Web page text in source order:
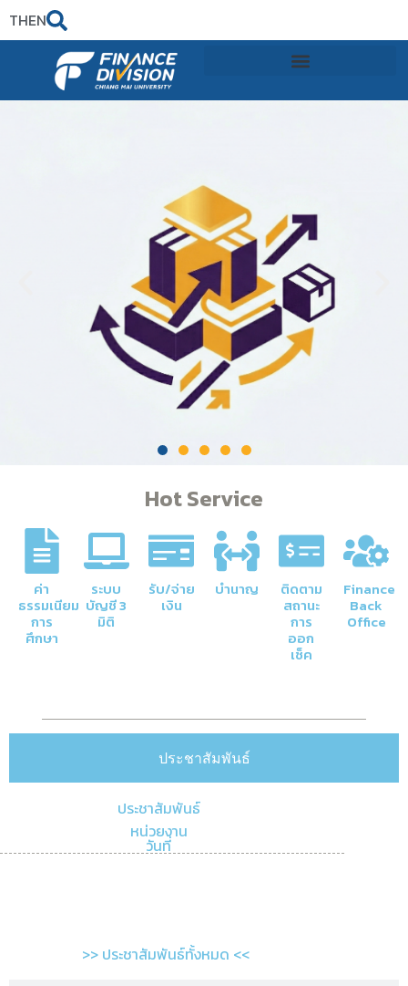
THEN
Hot Service
ค่า
ธรรมเนียม
การ
ศึกษา
ระบบ
บัญชี 3
มิติ
รับ/จ่าย
เงิน
บำนาญ ติดตาม
สถานะ
การ
ออก
เช็ค
Finance
Back
Office
ประชาสัมพันธ์
ประชาสัมพันธ์
หน่วยงาน
วันที่
>> ประชาสัมพันธ์ทั้งหมด <<